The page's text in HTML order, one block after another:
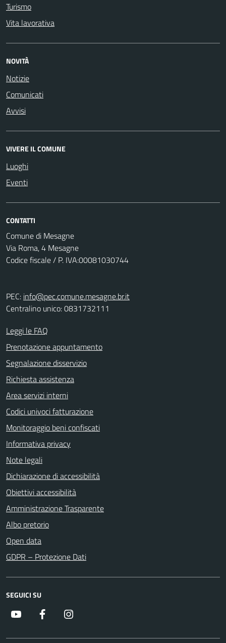
Turismo
Vita lavorativa
NOVITÀ
Notizie
Comunicati
Avvisi
VIVERE IL COMUNE
Luoghi
Eventi
CONTATTI
Comune di Mesagne
Via Roma, 4 Mesagne
Codice fiscale / P. IVA:00081030744
PEC: info@pec.comune.mesagne.br.it
Centralino unico: 0831732111
Leggi le FAQ
Prenotazione appuntamento
Segnalazione disservizio
Richiesta assistenza
Area servizi interni
Codici univoci fatturazione
Monitoraggio beni confiscati
Informativa privacy
Note legali
Dichiarazione di accessibilità
Obiettivi accessibilità
Amministrazione Trasparente
Albo pretorio
Open data
GDPR – Protezione Dati
SEGUICI SU
Youtube Facebook